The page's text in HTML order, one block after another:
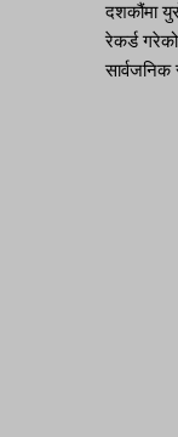
दशकौंमा
रेकर्ड
सार्वजनिक